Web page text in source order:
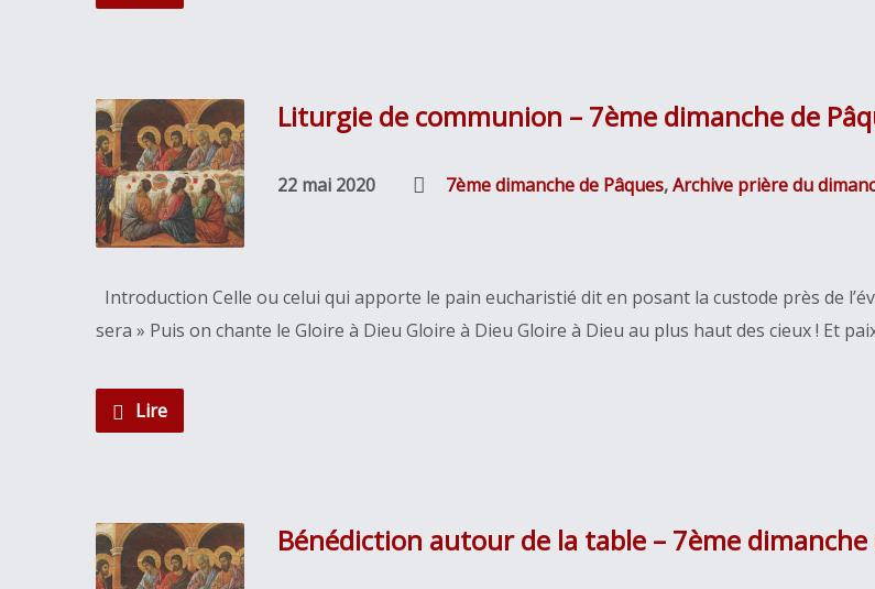
Liturgie de communion – 7ème dimanche de
22 mai 2020 7ème dimanche de Pâques,Archive prière du
Introduction Celle ou celui qui apporte le pain eucharistié dit en posant la custode près de
sera » Puis on chante le Gloire à Dieu Gloire à Dieu Gloire à Dieu au plus haut des cieux ! Et
Lire
Bénédiction autour de la table – 7ème dimanche